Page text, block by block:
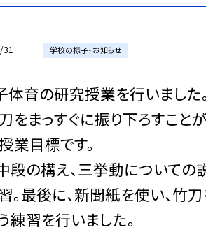
学校の様子・お知らせ
体育の研究授業を行いました。
をまっすぐに振り下ろすこと
業目標です。
段の構え、三挙動についての
。最後に、新聞紙を使い、竹
練習を行いました。